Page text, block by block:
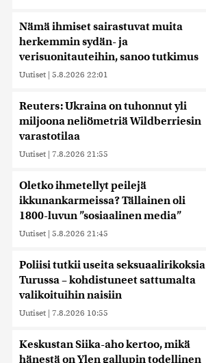
Nämä ihmiset sairastuvat muita
herkemmin sydän- ja
verisuonitauteihin, sanoo tutkimus
Uutiset | 5.8.2026 22:01
Reuters: Ukraina on tuhonnut yli
miljoona neliömetriä Wildberriesin
varastotilaa
Uutiset | 7.8.2026 21:55
Oletko ihmetellyt peilejä
ikkunankarmeissa? Tällainen oli
1800-luvun ”sosiaalinen media”
Uutiset | 5.8.2026 21:45
Poliisi tutkii useita seksuaalirikoksia
Turussa – kohdistuneet sattumalta
valikoituihin naisiin
Uutiset | 7.8.2026 10:55
Keskustan Siika-aho kertoo, mikä
hänestä on Ylen gallupin todellinen